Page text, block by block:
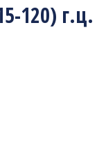
120) г.ц.